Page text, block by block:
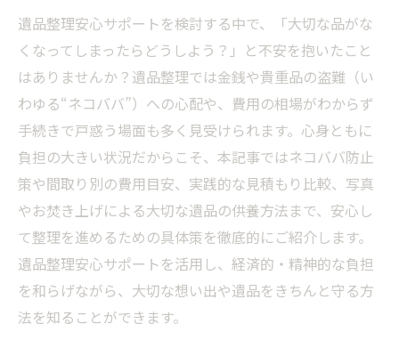
遺品整理安心サポートを検討する中で、「大切な品がな
くなってしまったらどうしよう？」と不安を抱いたこと
はありませんか？遺品整理では金銭や貴重品の盗難（い
わゆる“ネコババ”）への心配や、費用の相場がわからず
手続きで戸惑う場面も多く見受けられます。心身ともに
負担の大きい状況だからこそ、本記事ではネコババ防止
策や間取り別の費用目安、実践的な見積もり比較、写真
やお焚き上げによる大切な遺品の供養方法まで、安心し
て整理を進めるための具体策を徹底的にご紹介します。
遺品整理安心サポートを活用し、経済的・精神的な負担
を和らげながら、大切な想い出や遺品をきちんと守る方
法を知ることができます。